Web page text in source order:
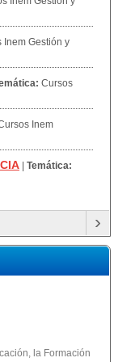
Inem Gestión y
Cursos
Inem
Temática:
›
la Formación